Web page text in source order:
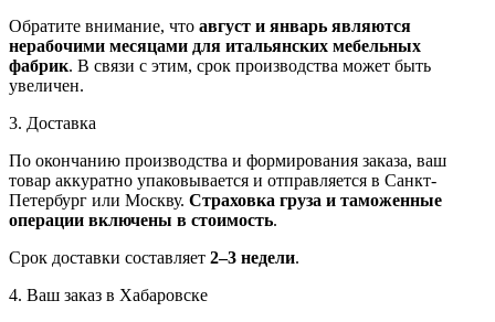
Обратите внимание, что август и январь являются
нерабочими месяцами для итальянских мебельных
фабрик. В связи с этим, срок производства может быть
увеличен.
3. Доставка
По окончанию производства и формирования заказа, ваш
товар аккуратно упаковывается и отправляется в Санкт-
Петербург или Москву. Страховка груза и таможенные
операции включены в стоимость.
Срок доставки составляет 2–3 недели.
4. Ваш заказ в Хабаровске